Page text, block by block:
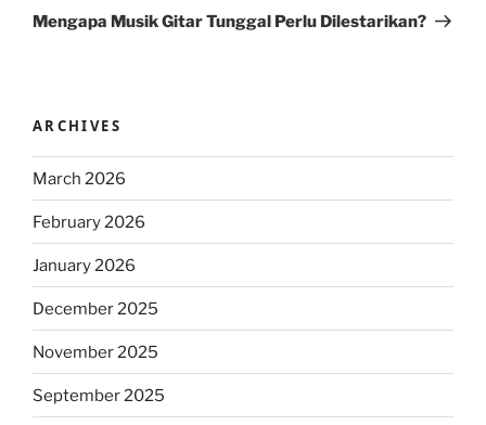
Post
Mengapa Musik Gitar Tunggal Perlu Dilestarikan?
ARCHIVES
March 2026
February 2026
January 2026
December 2025
November 2025
September 2025